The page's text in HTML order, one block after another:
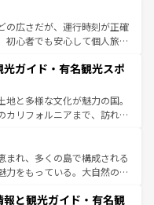
い。 なお、新着の
を参照してほしい。
また、優雅なアフタヌーン
らない英国パブ、サッカー観
る体験も豊富。イギリスを旅
の広さだが、運行時刻が正確
初心者でも安心して個人旅行
イスならではのユニークな
けでなく町歩きも満喫する
いため物価も高いが、旅行
ビスもあり、うまく活用すれ
ガイド・有名観光スポ
と多様な文化が魅力の国。
カリフォルニアまで、訪れる
ョッピング、エンターテイ
スポットだ。一方、アメリカ
ランドキャニオンやイエロー
楽と美食が融合した独特の
まれ、多くの島で構成される
力をもっている。大自然の神
番の観光地といえばオアフ
と観光ガイド・有名観